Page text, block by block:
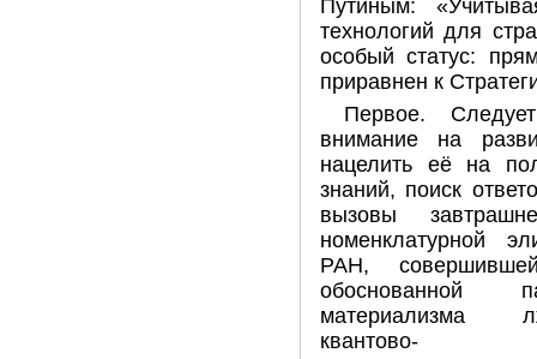
Путиным:
технологий для
особый статус:
приравнен к
Первое.
внимание на
нацелить её на
знаний, поиск
вызовы
номенклатурной
РАН,
обоснованной
материализма
квантово-